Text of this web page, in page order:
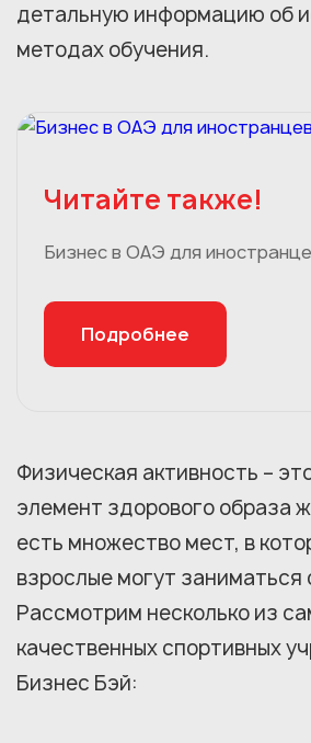
детальную информацию об
методах обучения.
Читайте также!
Бизнес в ОАЭ для
Подробнее
Физическая активность –
элемент здорового образа
есть множество мест, в
взрослые могут заниматься
Рассмотрим несколько из
качественных спортивных
Бизнес Бэй: